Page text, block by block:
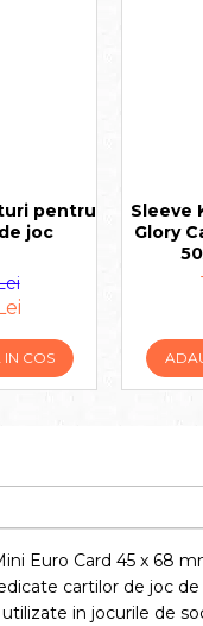
pentru
joc
COS
Sleeve
Glory
Euro Card 45 x 68
cartilor de joc
in jocurile de